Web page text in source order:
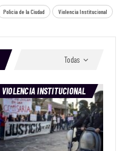
Policia de la Ciudad Violencia Institucional
Todas
VIOLENCIA INSTITUCIONAL